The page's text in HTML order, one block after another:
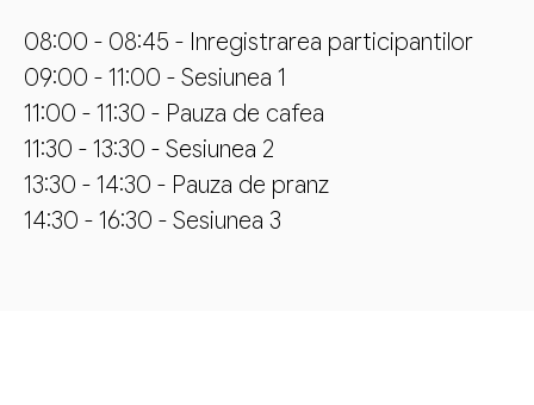
08:00 - 08:45 - Inregistrarea participantilor
09:00 - 11:00 - Sesiunea 1
11:00 - 11:30 - Pauza de cafea
11:30 - 13:30 - Sesiunea 2
13:30 - 14:30 - Pauza de pranz
14:30 - 16:30 - Sesiunea 3